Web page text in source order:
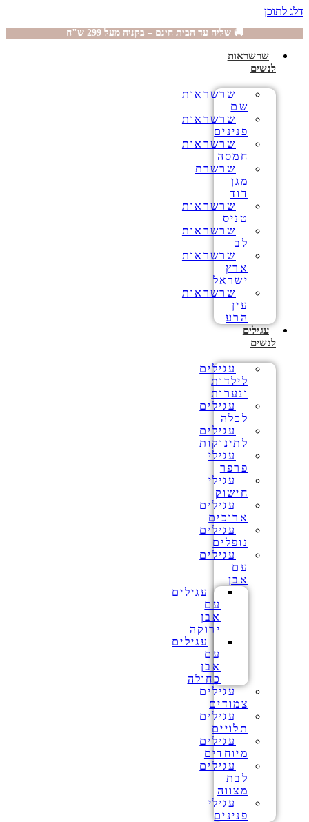
דלג לתוכן
🚚 שליח עד הבית חינם – בקניה מעל 299 ש"ח
שרשראות
לנשים
שרשראות
שם
שרשראות
פנינים
שרשראות
חמסה
שרשרת
מגן
דוד
שרשראות
טניס
שרשראות
לב
שרשראות
ארץ
ישראל
שרשראות
עין
הרע
עגילים
לנשים
עגילים
לילדות
ונערות
עגילים
לכלה
עגילים
לתינוקות
עגילי
פרפר
עגילי
חישוק
עגילים
ארוכים
עגילים
נופלים
עגילים
עם
אבן
עגילים
עם
אבן
ירוקה
עגילים
עם
אבן
כחולה
עגילים
צמודים
עגילים
תלויים
עגילים
מיוחדים
עגילים
לבת
מצווה
עגילי
פנינים